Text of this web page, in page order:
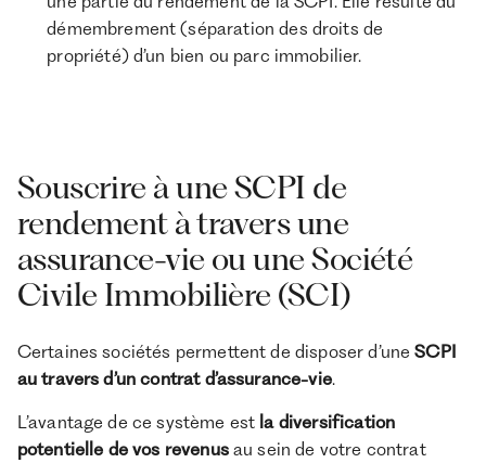
démembrement (séparation des droits de
propriété) d’un bien ou parc immobilier.
Souscrire à une SCPI de
rendement à travers une
assurance-vie ou une Société
Civile Immobilière (SCI)
Certaines sociétés permettent de disposer d’une SCPI
au travers d’un contrat d’assurance-vie.
L’avantage de ce système est la diversification
potentielle de vos revenusau sein de votre contrat